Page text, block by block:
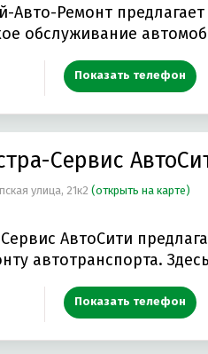
Авто-Ремонт
обслуживание
Показать телефон
Сервис
улица, 21к2 (открыть на карте)
АвтоСити
автотранспорта.
Показать телефон